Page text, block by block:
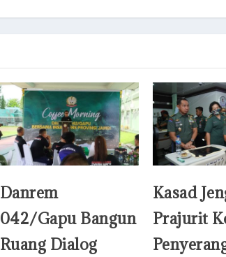
Danrem
042/Gapu Bangun
Ruang Dialog
Kasad
Prajurit